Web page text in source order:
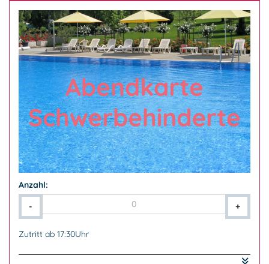
Anzahl:
-
+
Zutritt ab 17:30Uhr
Abendkarte für Schwerbehinderte ab 50% GdB